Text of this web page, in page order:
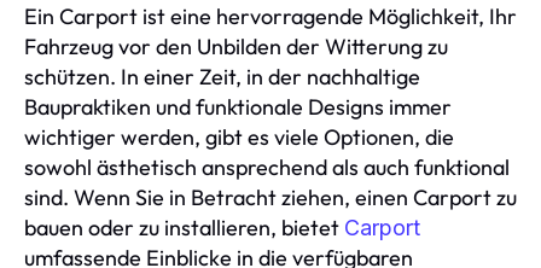
Ein Carport ist eine hervorragende Möglichkeit, Ihr
Fahrzeug vor den Unbilden der Witterung zu
schützen. In einer Zeit, in der nachhaltige
Baupraktiken und funktionale Designs immer
wichtiger werden, gibt es viele Optionen, die
sowohl ästhetisch ansprechend als auch funktional
sind. Wenn Sie in Betracht ziehen, einen Carport zu
bauen oder zu installieren, bietet Carport
umfassende Einblicke in die verfügbaren